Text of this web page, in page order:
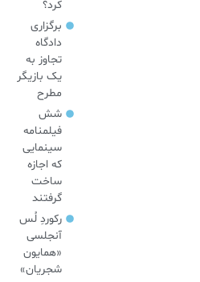
کرد؟
برگزاری
دادگاه
تجاوز به
یک بازیگر
مطرح
شش
فیلمنامه
سینمایی
که اجازه
ساخت
گرفتند
رکوردِ لُس
آنجلسی
«همایون
شجریان»